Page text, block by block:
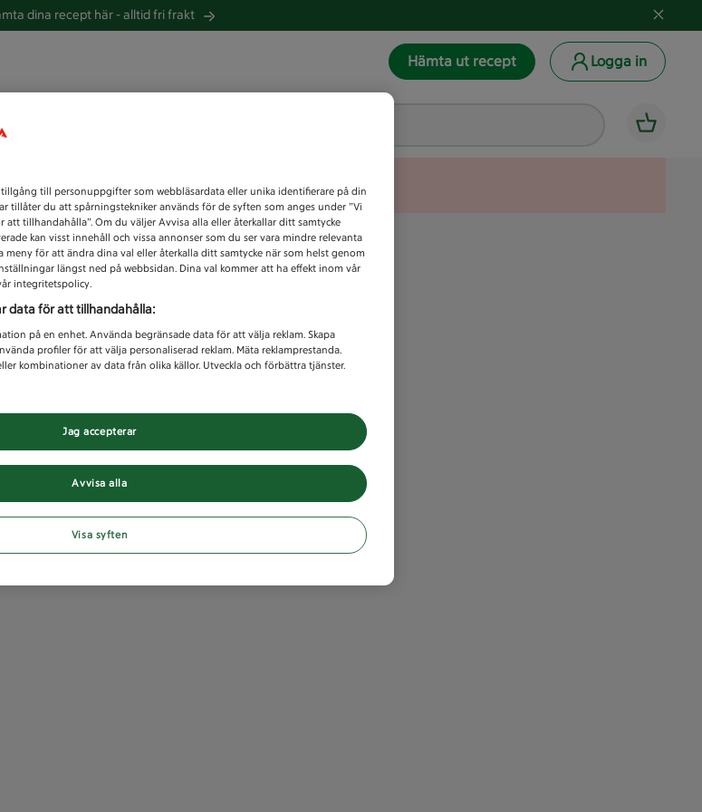
dina recept här -alltid fri frakt
Hämta ut recept Logga in
Unknown error
till personuppgifter som webbläsardata eller unika identifierare på din
tillåter du att spårningstekniker används för de syften som anges under ”Vi
tillhandahålla”. Om du väljer Avvisa alla eller återkallar ditt samtycke
kan visst innehåll och vissa annonser som du ser vara mindre relevanta
för att ändra dina val eller återkalla ditt samtycke när som helst genom
längst ned på webbsidan. Dina val kommer att ha effekt inom vår
integritetspolicy.
data för att tillhandahålla:
på en enhet. Använda begränsade data för att välja reklam. Skapa
profiler för att välja personaliserad reklam. Mäta reklamprestanda.
kombinationer av data från olika källor. Utveckla och förbättra tjänster.
Avvisa alla
Jag accepterar
Visa syften